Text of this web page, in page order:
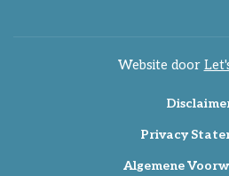
Website door
Privacy
Algemene